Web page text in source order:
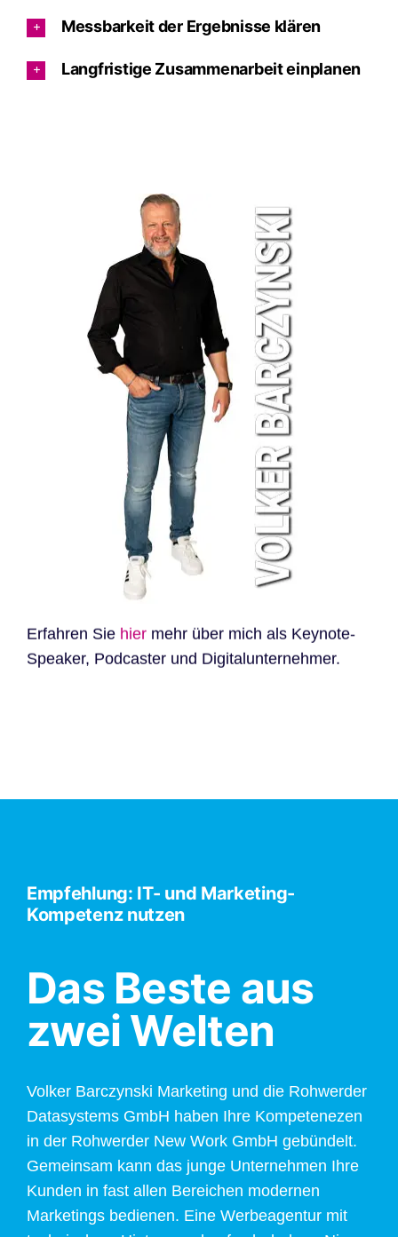
Messbarkeit der Ergebnisse klären
Langfristige Zusammenarbeit einplanen
Erfahren Sie hiermehr über mich als Keynote-
Speaker, Podcaster und Digitalunternehmer.
Empfehlung: IT- und Marketing-
Kompetenz nutzen
Das Beste aus
zwei Welten
Volker Barczynski Marketing und die Rohwerder
Datasystems GmbH haben Ihre Kompetenezen
in der Rohwerder New Work GmbH gebündelt.
Gemeinsam kann das junge Unternehmen Ihre
Kunden in fast allen Bereichen modernen
Marketings bedienen. Eine Werbeagentur mit